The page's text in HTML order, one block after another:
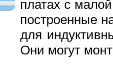
платах с
построенные
для
Они могут